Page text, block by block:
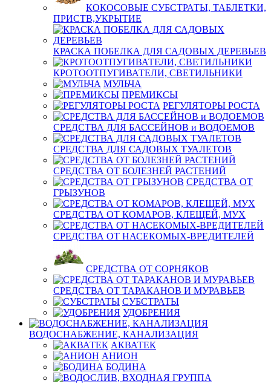
КОКОСОВЫЕ СУБСТРАТЫ, ТАБЛЕТКИ,
ПРИСТВ,УКРЫТИЕ
КРАСКА ПОБЕЛКА ДЛЯ САДОВЫХ ДЕРЕВЬЕВ
КРОТООТПУГИВАТЕЛИ, СВЕТИЛЬНИКИ
МУЛЬЧА
ПРЕМИКСЫ
РЕГУЛЯТОРЫ РОСТА
СРЕДСТВА ДЛЯ БАССЕЙНОВ и ВОДОЕМОВ
СРЕДСТВА ДЛЯ САДОВЫХ ТУАЛЕТОВ
СРЕДСТВА ОТ БОЛЕЗНЕЙ РАСТЕНИЙ
СРЕДСТВА ОТ
ГРЫЗУНОВ
СРЕДСТВА ОТ КОМАРОВ, КЛЕЩЕЙ, МУХ
СРЕДСТВА ОТ НАСЕКОМЫХ-ВРЕДИТЕЛЕЙ
СРЕДСТВА ОТ СОРНЯКОВ
СРЕДСТВА ОТ ТАРАКАНОВ И МУРАВЬЕВ
СУБСТРАТЫ
УДОБРЕНИЯ
ВОДОСНАБЖЕНИЕ, КАНАЛИЗАЦИЯ
АКВАТЕК
АНИОН
БОДИНА